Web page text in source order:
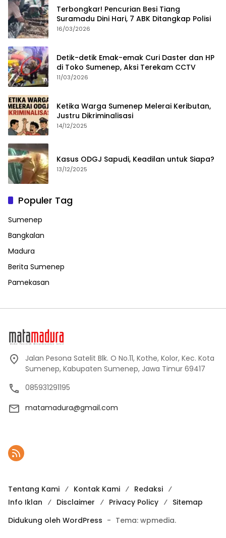
Terbongkar! Pencurian Besi Tiang
Suramadu Dini Hari, 7 ABK Ditangkap Polisi
16/03/2026
Detik-detik Emak-emak Curi Daster dan HP
di Toko Sumenep, Aksi Terekam CCTV
11/03/2026
Ketika Warga Sumenep Melerai Keributan,
Justru Dikriminalisasi
14/12/2025
Kasus ODGJ Sapudi, Keadilan untuk Siapa?
13/12/2025
Populer Tag
Sumenep
Bangkalan
Madura
Berita Sumenep
Pamekasan
Jalan Pesona Satelit Blk. O No.11, Kothe, Kolor, Kec. Kota
Sumenep, Kabupaten Sumenep, Jawa Timur 69417
085931291195
matamadura@gmail.com
Tentang Kami Kontak Kami
Redaksi
Info Iklan
Disclaimer Privacy Policy
Sitemap
Didukung oleh WordPress - Tema: wpmedia.